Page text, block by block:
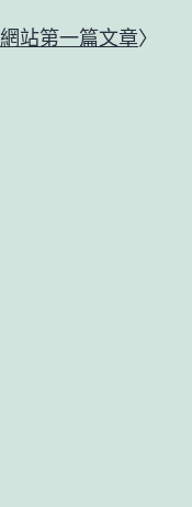
網站第一篇文章〉